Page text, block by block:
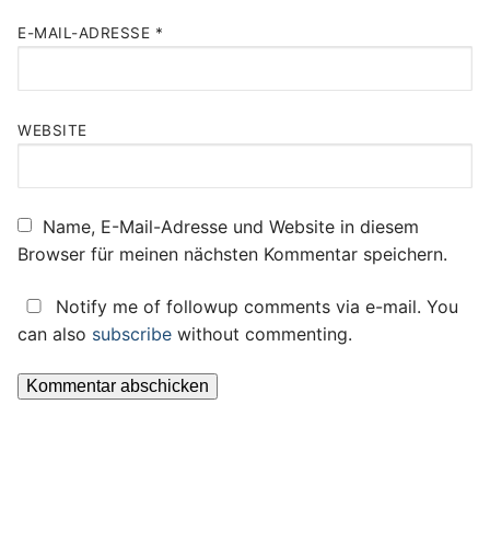
E-MAIL-ADRESSE *
WEBSITE
Name, E-Mail-Adresse und Website in diesem
Browser für meinen nächsten Kommentar speichern.
Notify me of followup comments via e-mail. You
can also subscribe without commenting.